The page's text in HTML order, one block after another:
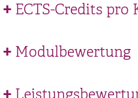
ECTS-Credits pro
Modulbewertung